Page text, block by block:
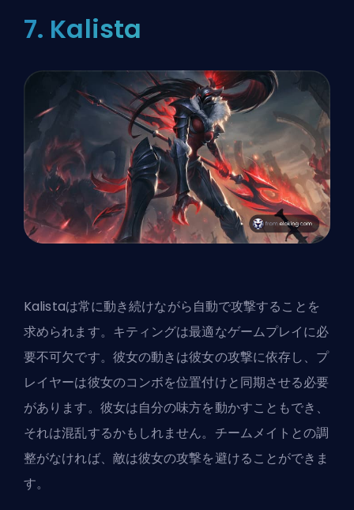
7. Kalista
Kalistaは常に動き続けながら自動で攻撃することを
求められます。キティングは最適なゲームプレイに必
要不可欠です。彼女の動きは彼女の攻撃に依存し、プ
レイヤーは彼女のコンボを位置付けと同期させる必要
があります。彼女は自分の味方を動かすこともでき、
それは混乱するかもしれません。チームメイトとの調
整がなければ、敵は彼女の攻撃を避けることができま
す。